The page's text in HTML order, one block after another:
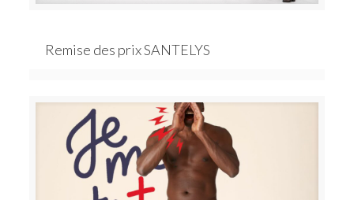
Remise des prix SANTELYS